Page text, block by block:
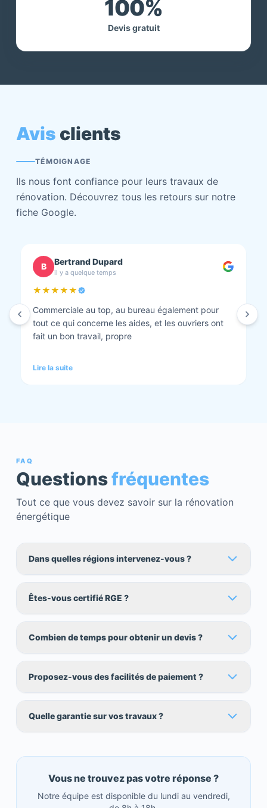
100%
Devis gratuit
Avis clients
TÉMOIGNAGE
Ils nous font confiance pour leurs travaux de
rénovation. Découvrez tous les retours sur notre
fiche Google.
C chantal BOURBONNAIS
il y a quelque temps
★★★★★
Isolation combles et rénovation façade réalisés.
Travaux bien faits. Personnel au top minutieux et
tout est nickel quand ils ont finis. Vous pouvez y
Lire la suite
FAQ
Questionsfréquentes
Tout ce que vous devez savoir sur la rénovation
énergétique
Dans quelles régions intervenez-vous ?
Êtes-vous certifié RGE ?
Combien de temps pour obtenir un devis ?
Proposez-vous des facilités de paiement ?
Quelle garantie sur vos travaux ?
Vous ne trouvez pas votre réponse ?
Notre équipe est disponible du lundi au vendredi,